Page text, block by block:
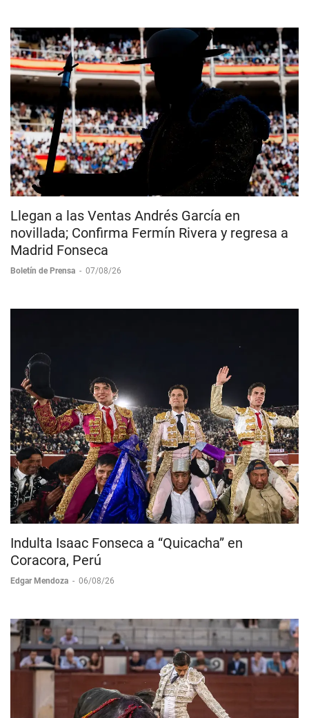
Llegan a las Ventas Andrés García en
novillada; Confirma Fermín Rivera y regresa a
Madrid Fonseca
Boletín de Prensa - 07/08/26
Indulta Isaac Fonseca a “Quicacha” en
Coracora, Perú
Edgar Mendoza - 06/08/26